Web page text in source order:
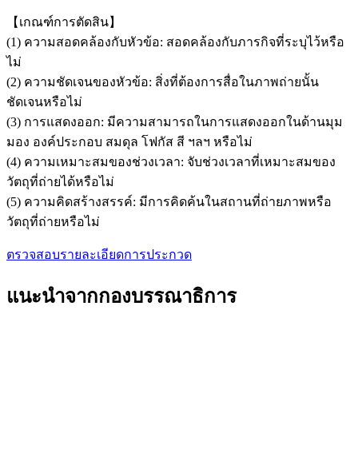
【เกณฑ์การตัดสิน】
(1) ความสอดคล้องกับหัวข้อ: สอดคล้องกับภารกิจที่ระบุไว้หรือ
ไม่
(2) ความชัดเจนของหัวข้อ: สิ่งที่ต้องการสื่อในภาพถ่ายนั้น
ชัดเจนหรือไม่
(3) การแสดงออก: มีความสามารถในการแสดงออกในด้านมุม
มอง องค์ประกอบ สมดุล โฟกัส สี ฯลฯ หรือไม่
(4) ความเหมาะสมของช่วงเวลา: จับช่วงเวลาที่เหมาะสมของ
วัตถุที่ถ่ายได้หรือไม่
(5) ความคิดสร้างสรรค์: มีการคิดค้นในสถานที่ถ่ายภาพหรือ
วัตถุที่ถ่ายหรือไม่
ตรวจสอบรายละเอียดการประกวด
แนะนำจากกองบรรณาธิการ